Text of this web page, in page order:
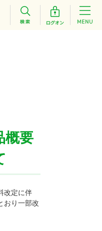
概要
改定に伴
おり一部改